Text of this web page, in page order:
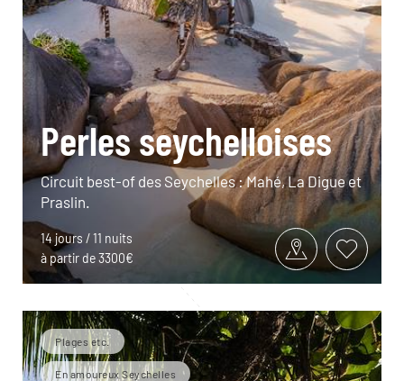
Perles seychelloises
Circuit best-of des Seychelles : Mahé, La Digue et
Praslin.
14 jours / 11 nuits
à partir de 3300€
Plages etc.
En amoureux Seychelles